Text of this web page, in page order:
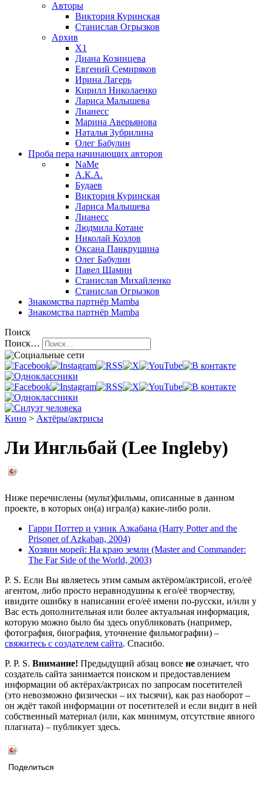
Авторы
Виктория Куринская
Станислав Огрызков
Архив
X1
Диана Козинцева
Евгений Семиряков
Ирина Лагерь
Кирилл Николаенко
Лариса Малышева
Лианесс
Марина Аверьянова
Наталья Зубрилина
Олег Бабулин
Проба пера начинающих авторов
NaMe
А.К.А.
Будаев
Виктория Куринская
Лариса Малышева
Лианесс
Людмила Котане
Николай Козлов
Оксана Панкрушина
Олег Бабулин
Павел Шамин
Станислав Михайленко
Станислав Огрызков
Знакомства партнёр Mamba
Знакомства партнёр Mamba
Поиск
Поиск…
Кино > Актёры/актрисы
Ли Ингльбай (Lee Ingleby)
Ниже перечислены (мульт)фильмы, описанные в данном
проекте, в которых он(а) играл(а) какие-либо роли.
Гарри Поттер и узник Азкабана (Harry Potter and the
Prisoner of Azkaban, 2004)
Хозяин морей: На краю земли (Master and Commander:
The Far Side of the World, 2003)
P. S. Если Вы являетесь этим самым актёром/актрисой, его/её
агентом, либо просто неравнодушны к его/её творчеству,
ивидите ошибку в написании его/её имени по-русски, и/или у
Вас есть дополнительная или более актуальная информация,
которую можно было бы здесь опубликовать (например,
фотография, биография, уточнение фильмографии) –
свяжитесь с создателем сайта. Спасибо.
P. P. S. Внимание! Предыдущий абзац вовсе не означает, что
создатель сайта занимается поиском и предоставлением
информации об актёрах/актрисах по запросам посетителей
(это невозможно физически – их тысячи), как раз наоборот –
он ждёт такой информации от посетителей и если видит в ней
собственный материал (или, как минимум, отсутствие явного
плагиата) – публикует здесь.
Поделиться